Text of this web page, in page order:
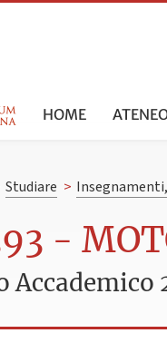
HOME
Studiare >
-
Accademico